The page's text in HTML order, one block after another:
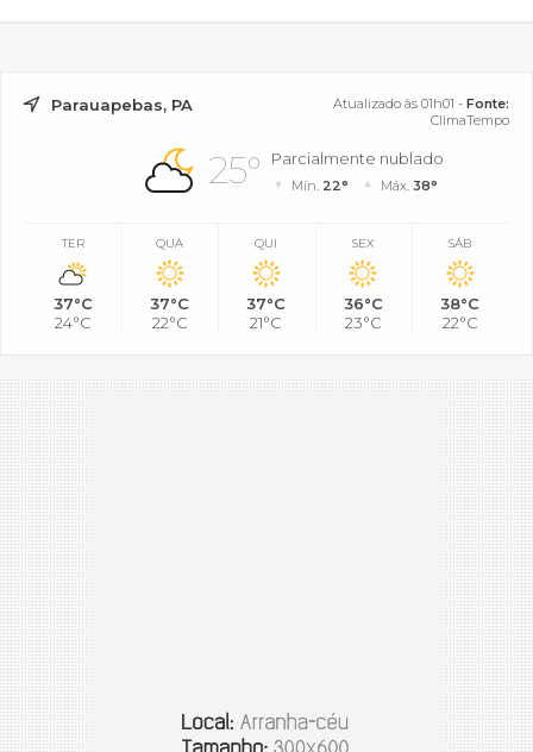
Parauapebas, PA Atualizado às 01h01 - Fonte:
ClimaTempo
25° Parcialmente nublado
Mín. 22° Máx. 38°
TER
37°C
24°C
QUA
37°C
22°C
QUI
37°C
21°C
SEX
36°C
23°C
SÁB
38°C
22°C